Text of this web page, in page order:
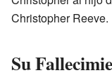
Christopher Reeve.
Su